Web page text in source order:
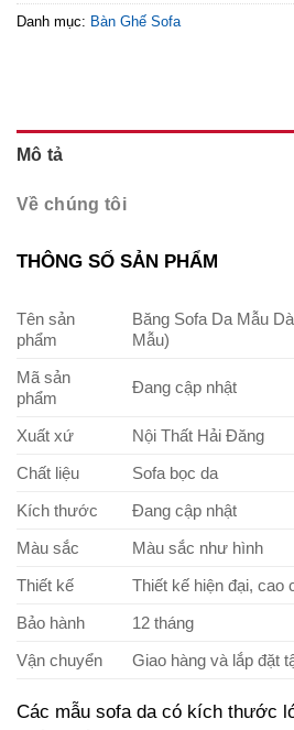
Danh mục: Bàn Ghế Sofa
Mô tả
Về chúng tôi
THÔNG SỐ SẢN PHẨM
Tên sản
phẩm
Băng Sofa Da Mẫu
Mẫu)
Mã sản
phẩm
Đang cập nhật
Xuất xứ
Nội Thất Hải Đăng
Chất liệu
Sofa bọc da
Kích thước
Đang cập nhật
Màu sắc
Màu sắc như hình
Thiết kế
Thiết kế hiện đại, cao
Bảo hành
12 tháng
Vận chuyển
Giao hàng và lắp đặt
Các mẫu sofa da có kích thước